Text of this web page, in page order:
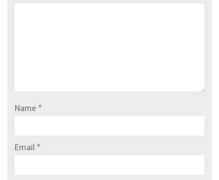
Name*
Email*